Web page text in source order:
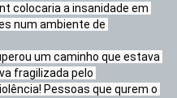
colocaria a insanidade em
num ambiente de
um caminho que estava
fragilizada pelo
Pessoas que qurem o